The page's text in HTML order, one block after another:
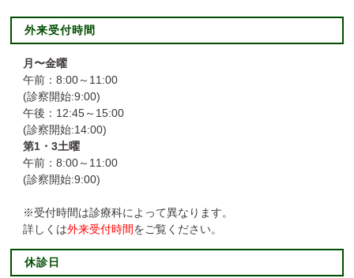
外来受付時間
月〜金曜
午前：8:00～11:00
(診察開始:9:00)
午後：12:45～15:00
(診察開始:14:00)
第1・3土曜
午前：8:00～11:00
(診察開始:9:00)
※受付時間は診療科によって異なります。
詳しくは外来受付時間をご覧ください。
休診日